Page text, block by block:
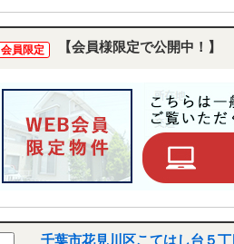
会員限定 【会員様限定で公開中！】
千葉市花見川区こてはし台５